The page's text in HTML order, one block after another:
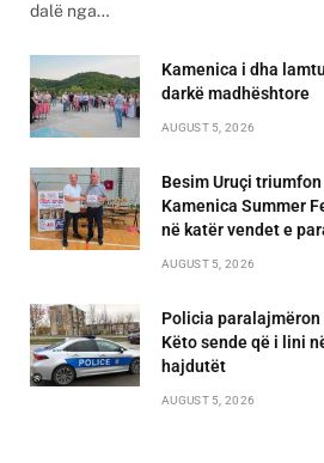
dalë nga…
Kamenica i dha
darkë madhështore
AUGUST 5, 2026
Besim Uruçi
Kamenica Summer
në katër vendet e
AUGUST 5, 2026
Policia
Këto sende që i lini
hajdutët
AUGUST 5, 2026